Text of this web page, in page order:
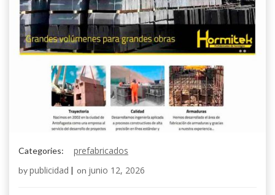
Categories: prefabricados
bypublicidad | on junio 12, 2026